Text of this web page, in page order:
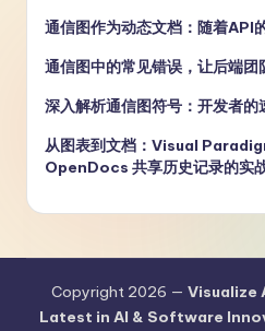
通信图作为动态文档：随着API
通信图中的常见错误，让后端团
深入解析通信图符号：开发者的
从图表到文档：Visual
OpenDocs 共享历史记录的实
Copyright 2026 — Visualize
Latest in AI & Software